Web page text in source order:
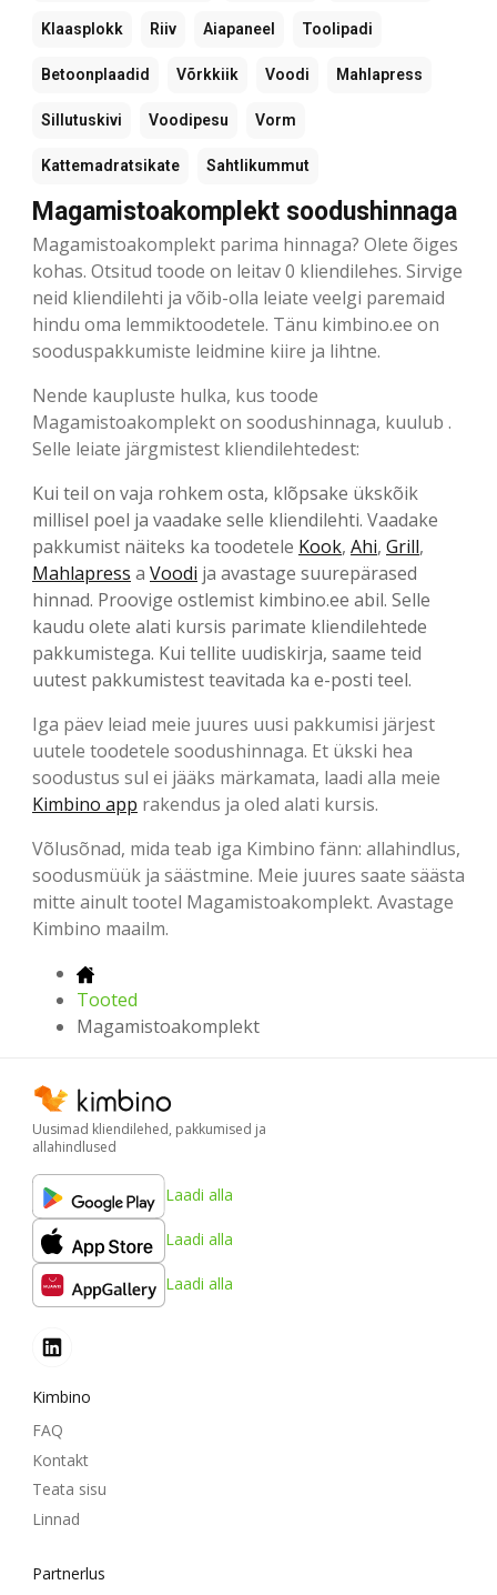
Klaasplokk Riiv Aiapaneel Toolipadi
Betoonplaadid Võrkkiik Voodi Mahlapress
Sillutuskivi Voodipesu Vorm
Kattemadratsikate Sahtlikummut
Magamistoakomplekt soodushinnaga
Magamistoakomplekt parima hinnaga? Olete õiges
kohas. Otsitud toode on leitav 0 kliendilehes. Sirvige
neid kliendilehti ja võib-olla leiate veelgi paremaid
hindu oma lemmiktoodetele. Tänu kimbino.ee on
sooduspakkumiste leidmine kiire ja lihtne.
Nende kaupluste hulka, kus toode
Magamistoakomplekt on soodushinnaga, kuulub .
Selle leiate järgmistest kliendilehtedest:
Kui teil on vaja rohkem osta, klõpsake ükskõik
millisel poel ja vaadake selle kliendilehti. Vaadake
pakkumist näiteks ka toodetele Kook, Ahi, Grill,
Mahlapress a Voodi ja avastage suurepärased
hinnad. Proovige ostlemist kimbino.ee abil. Selle
kaudu olete alati kursis parimate kliendilehtede
pakkumistega. Kui tellite uudiskirja, saame teid
uutest pakkumistest teavitada ka e-posti teel.
Iga päev leiad meie juures uusi pakkumisi järjest
uutele toodetele soodushinnaga. Et ükski hea
soodustus sul ei jääks märkamata, laadi alla meie
Kimbino app rakendus ja oled alati kursis.
Võlusõnad, mida teab iga Kimbino fänn: allahindlus,
soodusmüük ja säästmine. Meie juures saate säästa
mitte ainult tootel Magamistoakomplekt. Avastage
Kimbino maailm.
Tooted
Magamistoakomplekt
Uusimad kliendilehed, pakkumised ja
allahindlused
Laadi alla
Laadi alla
Laadi alla
Kimbino
FAQ
Kontakt
Teata sisu
Linnad
Partnerlus